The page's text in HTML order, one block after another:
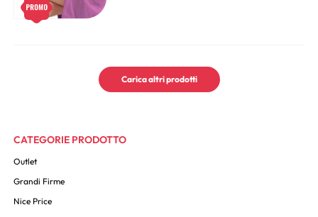
CATEGORIE PRODOTTO
Outlet
Grandi Firme
Nice Price
Carica altri prodotti